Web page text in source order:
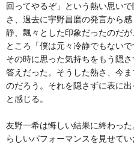
回ってやるぞ」という熱い思い
さ、過去に宇野昌磨の発言から
静、飄々とした印象だったのだ
ところ「僕は元々冷静でもない
その時に思った気持ちをもう隠
答えだった。そうした熱さ、今
のだろう。それを隠さずに表に
と感じる。
友野一希は悔しい結果に終わっ
らしいパフォーマンスを見せて